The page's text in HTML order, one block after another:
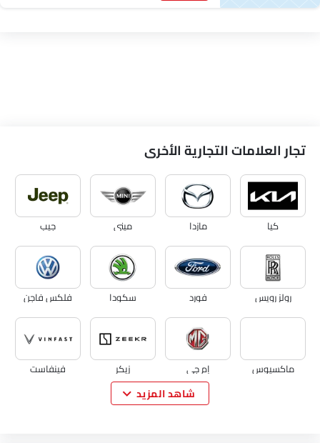
تجار العلامات التجارية الأخرى
كيا مازدا ميني جيب
رولز رويس فورد سكودا فلكس فاجن
ماكسيوس إم جي زيكر فينفاست
شاهد المزيد